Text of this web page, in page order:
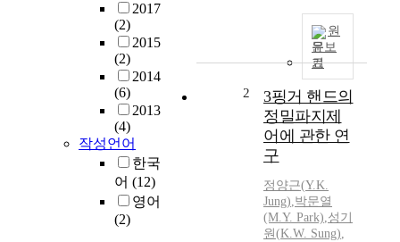
2017
(2)
2015
(2)
2014
(6)
2013
(4)
작성언어
한국
어 (12)
영어
(2)
원
문보
기
2
3핑거 핸드의
정밀파지제
어에 관한 연
구
정양근(Y.K.
Jung),박문열
(M.Y. Park),성기
원(K.W. Sung),